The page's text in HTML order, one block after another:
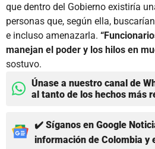
que dentro del Gobierno existiría
personas que, según ella,
e incluso amenazarla.
manejan el poder y los hilos en
sostuvo.
Únase a nuestro canal de
al tanto de los hechos más
✔️ Síganos en Google
información de Colombia y